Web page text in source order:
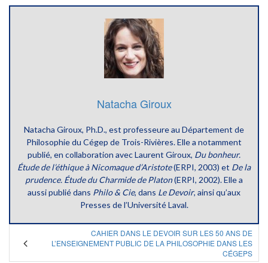
Natacha Giroux
Natacha Giroux, Ph.D., est professeureau Département de
Philosophie du Cégep de Trois-Rivières. Elle a notamment
publié, en collaboration avec Laurent Giroux, Du bonheur.
Étude de l’éthique à Nicomaque d’Aristote(ERPI, 2003) et De la
prudence. Étude du Charmide de Platon(ERPI, 2002). Elle a
aussi publié dans Philo & Cie, dans Le Devoir, ainsi qu’aux
Presses de l’Université Laval.
CAHIER DANS LE DEVOIR SUR LES 50 ANS DE
L’ENSEIGNEMENT PUBLIC DE LA PHILOSOPHIE DANS LES
CÉGEPS